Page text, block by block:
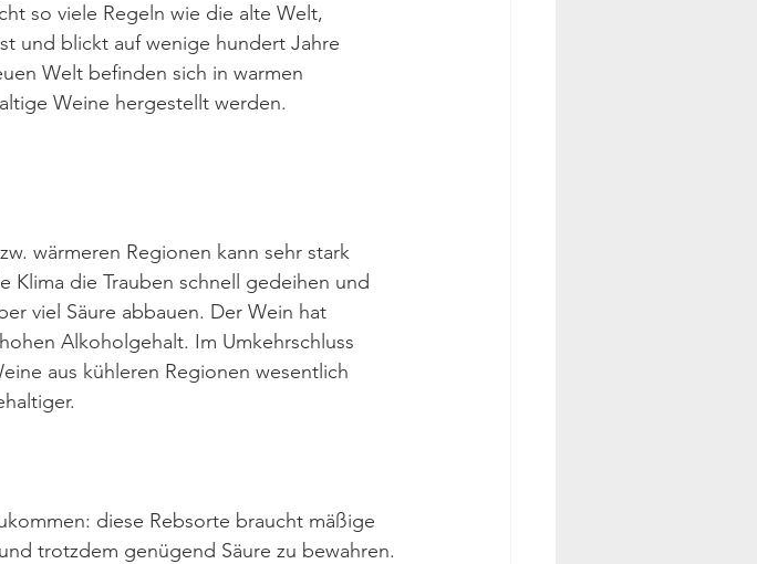
so viele Regeln wie die alte Welt,
und blickt auf wenige hundert Jahre
Welt befinden sich in warmen
Weine hergestellt werden.
wärmeren Regionen kann sehr stark
Klima die Trauben schnell gedeihen und
viel Säure abbauen. Der Wein hat
Alkoholgehalt. Im Umkehrschluss
aus kühleren Regionen wesentlich
diese Rebsorte braucht mäßige
trotzdem genügend Säure zu bewahren.